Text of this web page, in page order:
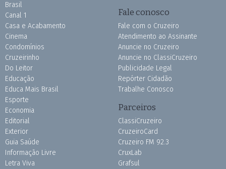
Brasil
Canal 1
Casa e Acabamento
Cinema
Condomínios
Cruzeirinho
Do Leitor
Educação
Educa Mais Brasil
Esporte
Economia
Editorial
Exterior
Guia Saúde
Informação Livre
Letra Viva
Fale conosco
Fale com o Cruzeiro
Atendimento ao Assinante
Anuncie no Cruzeiro
Anuncie no ClassiCruzeiro
Publicidade Legal
Repórter Cidadão
Trabalhe Conosco
Parceiros
ClassiCruzeiro
CruzeiroCard
Cruzeiro FM 92.3
CruxLab
Grafsul